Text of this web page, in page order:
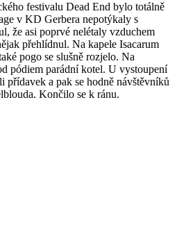
festivalu Dead End bylo totálně
v KD Gerbera nepotýkaly s
že asi poprvé nelétaly vzduchem
přehlídnul. Na kapele Isacarum
pogo se slušně rozjelo. Na
pódiem parádní kotel. U vystoupení
a pak se hodně návštěvníků
Končilo se k ránu.